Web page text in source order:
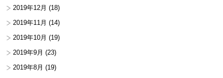
2019年12月 (18)
2019年11月 (14)
2019年10月 (19)
2019年9月 (23)
2019年8月 (19)